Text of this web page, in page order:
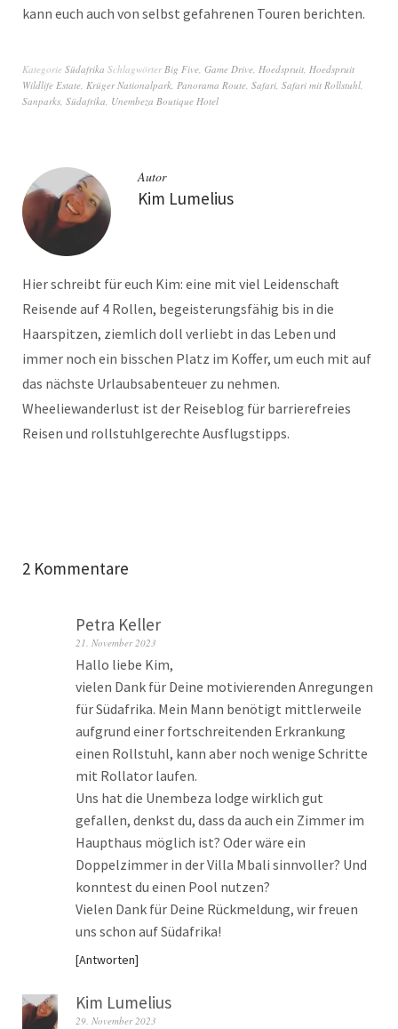
kann euch auch von selbst gefahrenen Touren berichten.
Kategorie Südafrika SchlagwörterBig Five, Game Drive, Hoedspruit, Hoedspruit
Wildlife Estate, Krüger Nationalpark, Panorama Route, Safari, Safari mit Rollstuhl,
Sanparks, Südafrika, Unembeza Boutique Hotel
Autor
Kim Lumelius
Hier schreibt für euch Kim: eine mit viel Leidenschaft
Reisende auf 4 Rollen, begeisterungsfähig bis in die
Haarspitzen, ziemlich doll verliebt in das Leben und
immer noch ein bisschen Platz im Koffer, um euch mit auf
das nächste Urlaubsabenteuer zu nehmen.
Wheeliewanderlust ist der Reiseblog für barrierefreies
Reisen und rollstuhlgerechte Ausflugstipps.
2 Kommentare
Petra Keller
21. November 2023
Hallo liebe Kim,
vielen Dank für Deine motivierenden Anregungen
für Südafrika. Mein Mann benötigt mittlerweile
aufgrund einer fortschreitenden Erkrankung
einen Rollstuhl, kann aber noch wenige Schritte
mit Rollator laufen.
Uns hat die Unembeza lodge wirklich gut
gefallen, denkst du, dass da auch ein Zimmer im
Haupthaus möglich ist? Oder wäre ein
Doppelzimmer in der Villa Mbali sinnvoller? Und
konntest du einen Pool nutzen?
Vielen Dank für Deine Rückmeldung, wir freuen
uns schon auf Südafrika!
Antworten
Kim Lumelius
29. November 2023